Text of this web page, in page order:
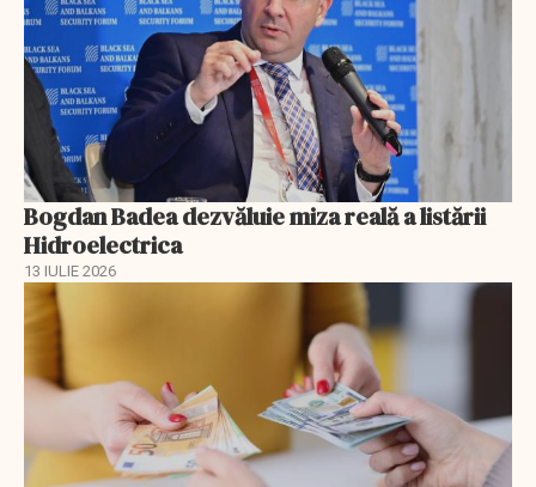
Bogdan Badea dezvăluie miza reală a listării
Hidroelectrica
13 IULIE 2026